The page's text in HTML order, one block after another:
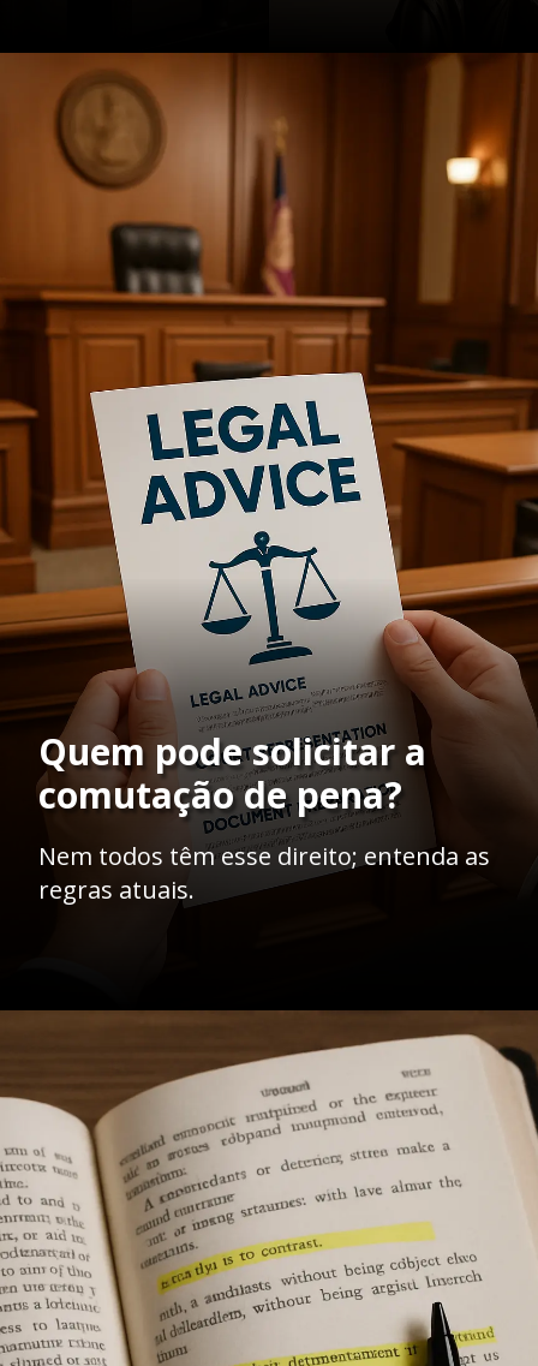
Opening https://ademilsoncs.adv.br/
Quem pode solicitar a
comutação de pena?
Nem todos têm esse direito; entenda as
regras atuais.
https://ademilsoncs.adv.br/